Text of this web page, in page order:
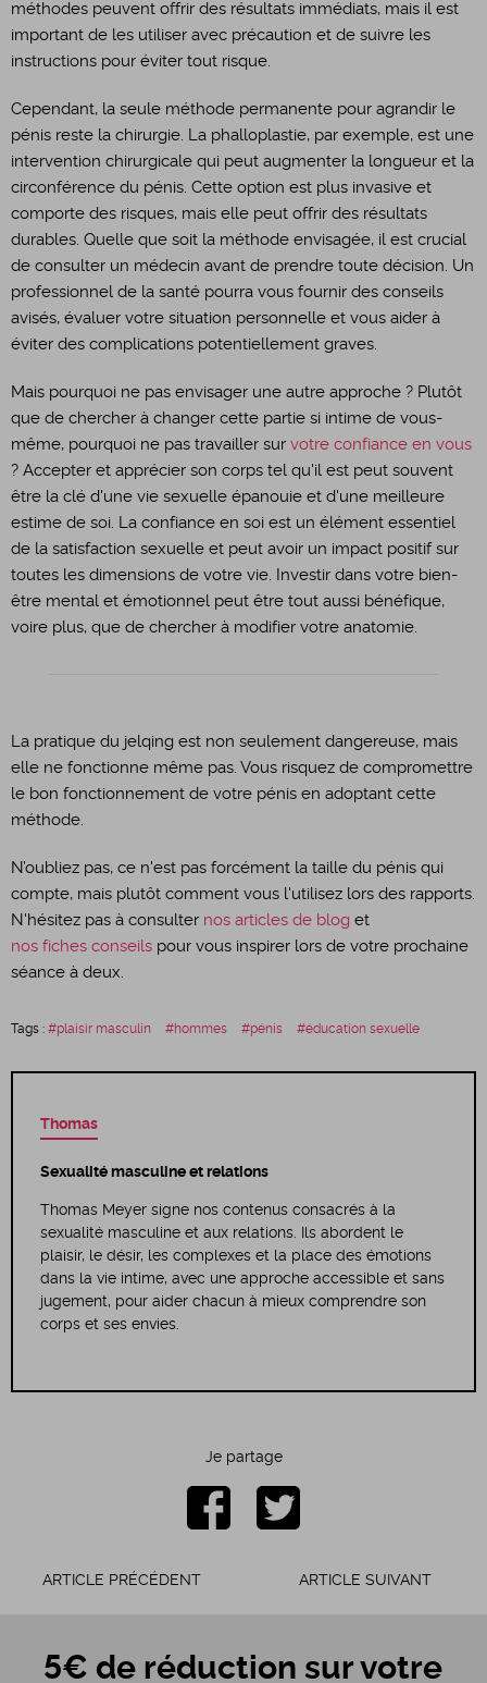
méthodes peuvent offrir des résultats immédiats, mais il est
important de les utiliser avec précaution et de suivre les
instructions pour éviter tout risque.
Cependant, la seule méthode permanente pour agrandir le
pénis reste la chirurgie. La phalloplastie, par exemple, est une
intervention chirurgicale qui peut augmenter la longueur et la
circonférence du pénis. Cette option est plus invasive et
comporte des risques, mais elle peut offrir des résultats
durables. Quelle que soit la méthode envisagée, il est crucial
de consulter un médecin avant de prendre toute décision. Un
professionnel de la santé pourra vous fournir des conseils
avisés, évaluer votre situation personnelle et vous aider à
éviter des complications potentiellement graves.
Mais pourquoi ne pas envisager une autre approche ? Plutôt
que de chercher à changer cette partie si intime de vous-
même, pourquoi ne pas travailler sur votre confiance en vous
? Accepter et apprécier son corps tel qu'il est peut souvent
être la clé d'une vie sexuelle épanouie et d'une meilleure
estime de soi. La confiance en soi est un élément essentiel
de la satisfaction sexuelle et peut avoir un impact positif sur
toutes les dimensions de votre vie. Investir dans votre bien-
être mental et émotionnel peut être tout aussi bénéfique,
voire plus, que de chercher à modifier votre anatomie.
La pratique du jelqing est non seulement dangereuse, mais
elle ne fonctionne même pas. Vous risquez de compromettre
le bon fonctionnement de votre pénis en adoptant cette
méthode.
N’oubliez pas, ce n'est pas forcément la taille du pénis qui
compte, mais plutôt comment vous l'utilisez lors des rapports.
N'hésitez pas à consulter nos articles de blog et
nos fiches conseils pour vous inspirer lors de votre prochaine
séance à deux.
Tags : plaisir masculin hommes pénis éducation sexuelle
Thomas
Sexualité masculine et relations
Thomas Meyer signe nos contenus consacrés à la
sexualité masculine et aux relations. Ils abordent le
plaisir, le désir, les complexes et la place des émotions
dans la vie intime, avec une approche accessible et sans
jugement, pour aider chacun à mieux comprendre son
corps et ses envies.
Je partage
ARTICLE PRÉCÉDENT ARTICLE SUIVANT
5€ de réduction sur votre